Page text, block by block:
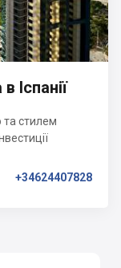
Іспанії
та стилем
+34624407828